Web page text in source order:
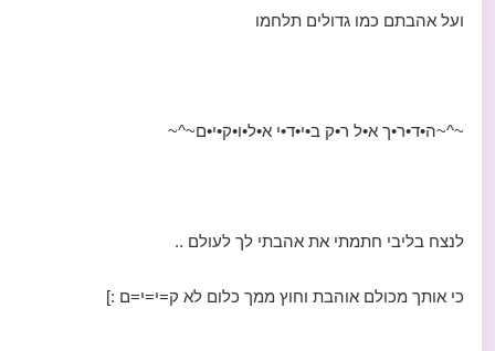
ועל אהבתם כמו גדולים תלחמו
~^~ה•ד•ר•ך א•ל ר•ק ב•י•ד•י א•ל•ו•ק•י•ם~^~
לנצח בליבי חתמתי את אהבתי לך לעולם ..
כי אותך מכולם אוהבת וחוץ ממך כלום לא ק=י=י=ם :]